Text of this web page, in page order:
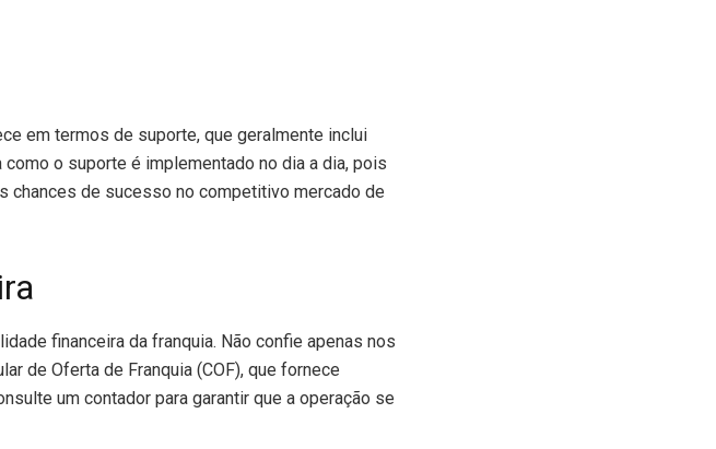
em termos de suporte, que geralmente inclui
o suporte é implementado no dia a dia, pois
chances de sucesso no competitivo mercado de
financeira da franquia. Não confie apenas nos
de Oferta de Franquia (COF), que fornece
um contador para garantir que a operação se